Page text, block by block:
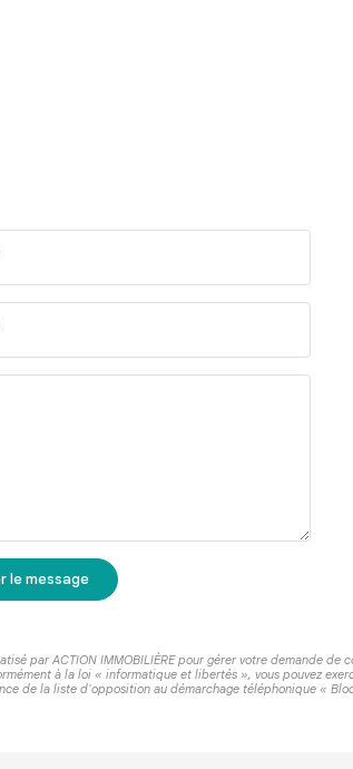
le message
par ACTION IMMOBILIÈRE pour gérer votre demande
à la loi « informatique et libertés », vous pouvez
de la liste d'opposition au démarchage téléphonique «